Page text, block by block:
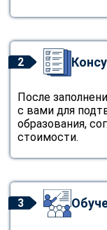
2
После
с вами для
образования,
стоимости.
3